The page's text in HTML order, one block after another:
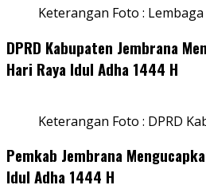
Keterangan Foto :
DPRD Kabupaten Jembrana
Hari Raya Idul Adha 1444 H
Keterangan Foto : DPRD
Pemkab Jembrana
Idul Adha 1444 H